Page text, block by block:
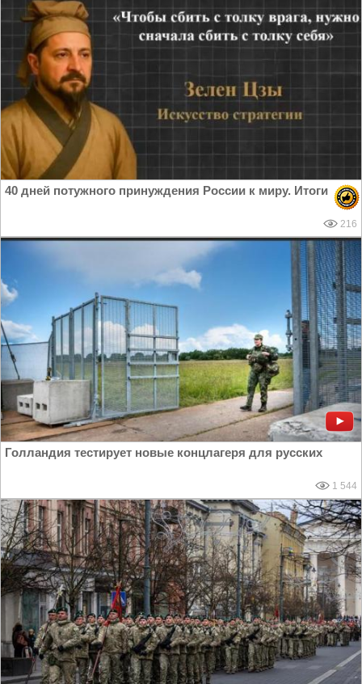
40 дней потужного принуждения России к миру. Итоги
216
Голландия тестирует новые концлагеря для русских
1 544